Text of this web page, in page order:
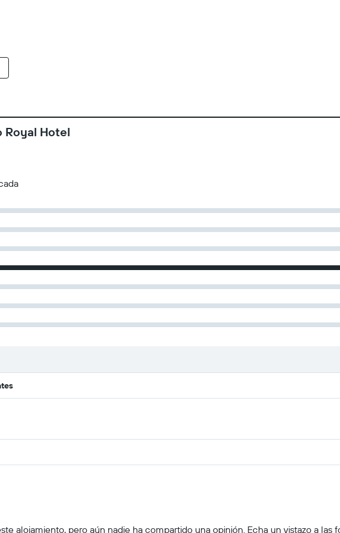
Royal Hotel
alojamiento, pero aún nadie ha compartido una opinión. Echa un vistazo a las